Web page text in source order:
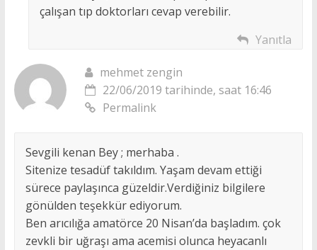
çalışan tıp doktorları cevap verebilir.
Yanıtla
mehmet zengin
22/06/2019 tarihinde, saat 16:46
Permalink
Sevgili kenan Bey ; merhaba .
Sitenize tesadüf takıldım. Yaşam devam ettiği
sürece paylaşınca güzeldir.Verdiğiniz bilgilere
gönülden teşekkür ediyorum.
Ben arıcılığa amatörce 20 Nisan’da başladım. çok
zevkli bir uğraşı ama acemisi olunca heyacanlı